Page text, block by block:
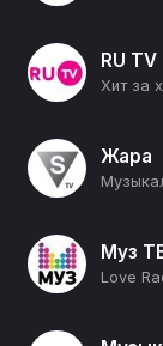
RU TV
Хит за
Жара
Муз
Love